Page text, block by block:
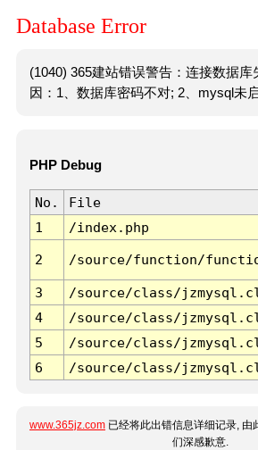
Database Error
(1040) 365建站错误警告：连接数据库
因：1、数据库密码不对; 2、mysql未启
PHP Debug
No. File
1
/index.php
2 /source/function/
3 /source/class/
4
/source/class/
5
/source/class/
6
/source/class/
www.365jz.com 已经将此出错信息详细记录, 由
们深感歉意.